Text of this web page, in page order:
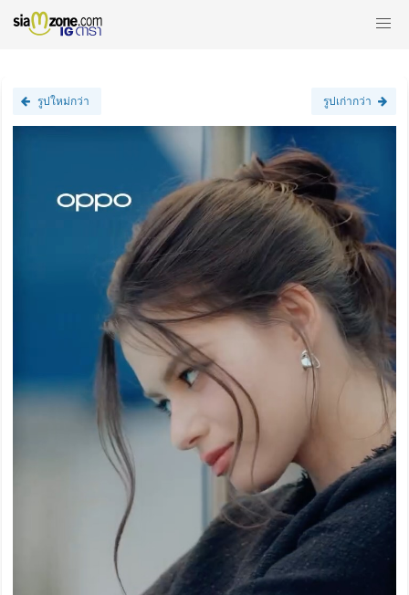
รูปใหม่กว่า รูปเก่ากว่า